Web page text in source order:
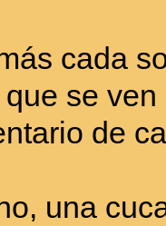
cada
se
de
una